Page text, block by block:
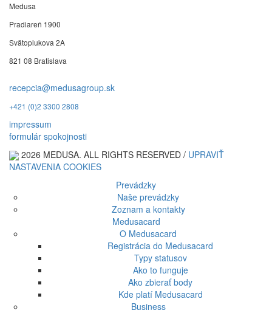
Medusa
Pradiareň 1900
Svätoplukova 2A
821 08 Bratislava
recepcia@medusagroup.sk
+421 (0)2 3300 2808
impressum
formulár spokojnosti
2026 MEDUSA. ALL RIGHTS RESERVED / UPRAVIŤ
NASTAVENIA COOKIES
Prevádzky
Naše prevádzky
Zoznam a kontakty
Medusacard
O Medusacard
Registrácia do Medusacard
Typy statusov
Ako to funguje
Ako zbierať body
Kde platí Medusacard
Business